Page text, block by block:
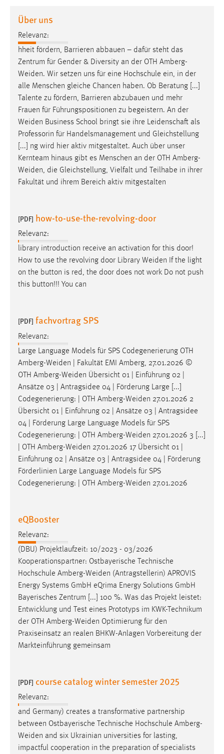
Über uns
Relevanz:
hheit fördern, Barrieren abbauen – dafür steht das
Zentrum für Gender & Diversity an der OTH Amberg-
Weiden. Wir setzen uns für eine Hochschule ein, in der
alle Menschen gleiche Chancen haben. Ob Beratung [...]
Talente zu fördern, Barrieren abzubauen und mehr
Frauen für Führungspositionen zu begeistern. An der
Weiden Business School bringt sie ihre Leidenschaft als
Professorin für Handelsmanagement und Gleichstellung
[...] ng wird hier aktiv mitgestaltet. Auch über unser
Kernteam hinaus gibt es Menschen an der OTH Amberg-
Weiden, die Gleichstellung, Vielfalt und Teilhabe in ihrer
Fakultät und ihrem Bereich aktiv mitgestalten
[PDF] how-to-use-the-revolving-door
Relevanz:
library introduction receive an activation for this door!
How to use the revolving door Library Weiden If the light
on the button is red, the door does not work Do not push
this button!!! You can
[PDF] fachvortrag SPS
Relevanz:
Large Language Models für SPS Codegenerierung OTH
Amberg-Weiden | Fakultät EMI Amberg, 27.01.2026 ©
OTH Amberg-Weiden Übersicht 01 | Einführung 02 |
Ansätze 03 | Antragsidee 04 | Förderung Large [...]
Codegenerierung: | OTH Amberg-Weiden 27.01.2026 2
Übersicht 01 | Einführung 02 | Ansätze 03 | Antragsidee
04 | Förderung Large Language Models für SPS
Codegenerierung: | OTH Amberg-Weiden 27.01.2026 3 [...]
| OTH Amberg-Weiden 27.01.2026 17 Übersicht 01 |
Einführung 02 | Ansätze 03 | Antragsidee 04 | Förderung
Förderlinien Large Language Models für SPS
Codegenerierung: | OTH Amberg-Weiden 27.01.2026
eQBooster
Relevanz:
(DBU) Projektlaufzeit: 10/2023 - 03/2026
Kooperationspartner: Ostbayerische Technische
Hochschule Amberg-Weiden (Antragstellerin) APROVIS
Energy Systems GmbH eQrima Energy Solutions GmbH
Bayerisches Zentrum [...] 100 %. Was das Projekt leistet:
Entwicklung und Test eines Prototyps im KWK-Technikum
der OTH Amberg-Weiden Optimierung für den
Praxiseinsatz an realen BHKW-Anlagen Vorbereitung der
Markteinführung gemeinsam
[PDF] course catalog winter semester 2025
Relevanz:
and Germany) creates a transformative partnership
between Ostbayerische Technische Hochschule Amberg-
Weiden and six Ukrainian universities for lasting,
impactful cooperation in the preparation of specialists
Performance
Name:
Zweck:
Für performante Seitenauslieferung wird in diesem Cookie
gespeichert, ob man eingeloggt ist.
Sprachpräferenz
Name:
site-language-preference
Zweck:
Cookie Laufzeit:
Chat
Name:
MibewSessionID, MIBEW_UserID, mibew_locale, mibew-
Zweck:
Wird benötigt um die Chatfunktion nutzen zu können.
Cookie Laufzeit:
5e9dbeb1811c0446 = Sitzungslaufzeit, mibew_locale = 3
Jahre, MIBEW_UserID = 1 Jahr
Login
Name:
fe_user, be_user, be_lastLoginProvider
Zweck:
Dieser Cookie ist notwendig um sich an der Website
einloggen zu können.
STATISTIK
Statistik Cookies erfassen Informationen anonym.
Diese Informationen helfen uns zu verstehen, wie
unsere Besucher unsere Website nutzen.
Matomo
Name:
_pk_ref, _pk_cvar, _pk_id, _pk_ses
Max. 13 Monate
MARKETING